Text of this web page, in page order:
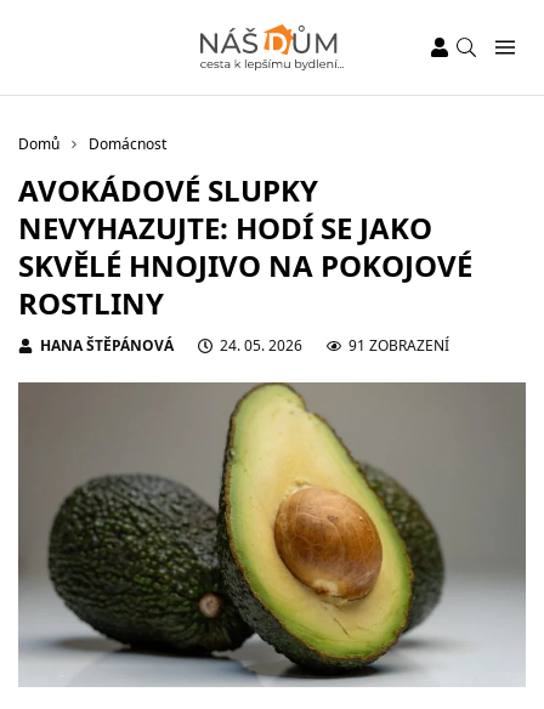
Domů Domácnost
AVOKÁDOVÉ SLUPKY
NEVYHAZUJTE: HODÍ SE JAKO
SKVĚLÉ HNOJIVO NA POKOJOVÉ
ROSTLINY
HANA ŠTĚPÁNOVÁ 24. 05. 2026 91 ZOBRAZENÍ